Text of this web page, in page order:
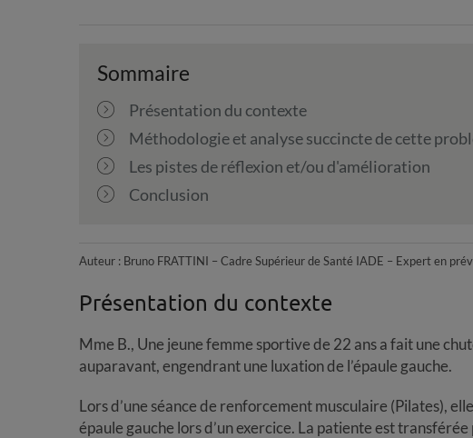
Sommaire
Présentation du contexte
Méthodologie et analyse succincte de cette
Les pistes de réflexion et/ou d'amélioration
Conclusion
Auteur : Bruno FRATTINI – Cadre Supérieur de Santé IADE – Expert en
Présentation du contexte
Mme B., Une jeune femme sportive de 22 ans a fait une
auparavant, engendrant une luxation de l’épaule gauche.
Lors d’une séance de renforcement musculaire (Pilates),
épaule gauche lors d’un exercice. La patiente est